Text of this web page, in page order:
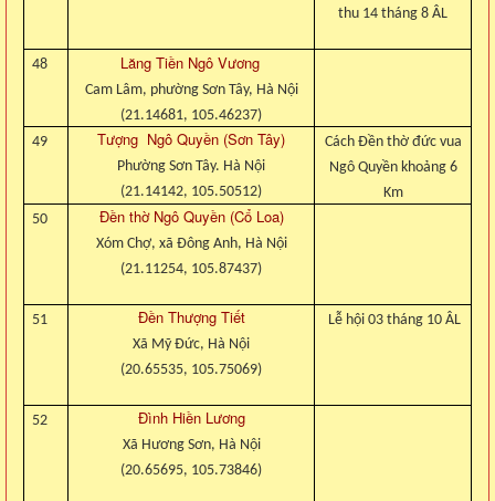
thu 14 tháng 8 ÂL
48 Lăng Tiền Ngô Vương
Cam Lâm, phường Sơn Tây, Hà Nội
(21.14681, 105.46237)
49
Tượng Ngô Quyền (Sơn Tây)
Phường Sơn Tây. Hà Nội
(21.14142, 105.50512)
Cách Đền thờ đức vua
Ngô Quyền khoảng 6
Km
50
Đền thờ Ngô Quyền (Cổ Loa)
Xóm Chợ, xã Đông Anh, Hà Nội
(21.11254, 105.87437)
51 Đền Thượng Tiết
Xã Mỹ Đức, Hà Nội
(20.65535, 105.75069)
Lễ hội 03 tháng 10 ÂL
52 Đình Hiền Lương
Xã Hương Sơn, Hà Nội
(20.65695, 105.73846)